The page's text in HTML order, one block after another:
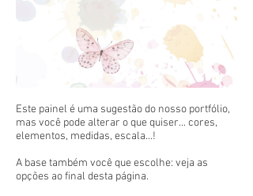
Este painel é uma sugestão do nosso portfólio,
mas você pode alterar o que quiser... cores,
elementos, medidas, escala...!
A base também você que escolhe: veja as
opções ao final desta página.